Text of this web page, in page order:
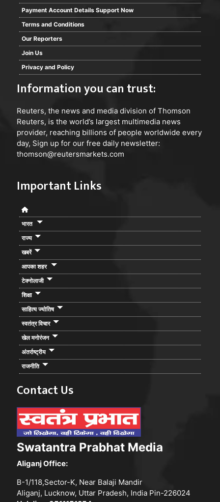
Payment Account Details Support Now
Terms and Conditions
Our Reporters
Join Us
Privacy and Policy
Information you can trust:
Reuters, the news and media division of Thomson
Reuters, is the world’s largest multimedia news
provider, reaching billions of people worldwide every
day, Sign up for our free daily newsletter:
thomson@reutersmarkets.com
Important Links
भारत
राज्य
खबरें
आपका शहर
टेक्नोलाजी
शिक्षा
साहित्य ज्योतिष
स्वतंत्र विचार
खेल मनोरंजन
अंतर्राष्ट्रीय
राजनीति
Contact Us
Swatantra Prabhat Media
Aliganj Office:
B-1/118,Sector-K, Near Balaji Mandir
Aliganj, Lucknow, Uttar Pradesh, India Pin-226024